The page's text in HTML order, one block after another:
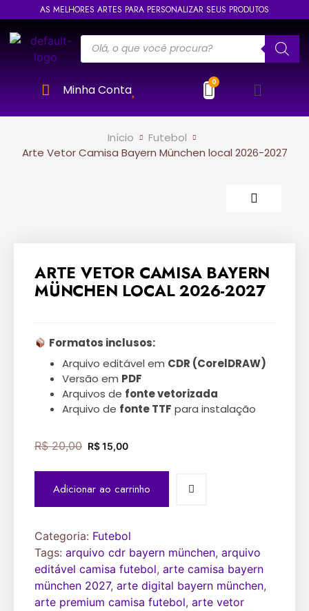
AS MELHORES ARTES PARA PERSONALIZAR SEUS PRODUTOS
Minha Conta
Início
Futebol
Arte Vetor Camisa Bayern München local 2026-2027
ARTE VETOR CAMISA BAYERN
MÜNCHEN LOCAL 2026-2027
Formatos inclusos:
Arquivo editável em CDR (CorelDRAW)
Versão em PDF
Arquivos de fonte vetorizada
Arquivo de fonte TTF para instalação
R$20,00 R$15,00
Adicionar ao carrinho
Categoria: Futebol
Tags: arquivo cdr bayern münchen, arquivo
editável camisa futebol, arte camisa bayern
münchen 2027, arte digital bayern münchen,
arte premium camisa futebol, arte vetor